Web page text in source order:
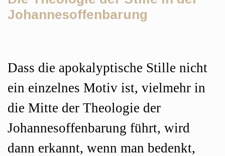
Johannesoffenbarung
Artikelinhalt
Dass die apokalyptische Stille nicht
ein einzelnes Motiv ist, vielmehr in
die Mitte der Theologie der
Johannesoffenbarung führt, wird
dann erkannt, wenn man bedenkt,